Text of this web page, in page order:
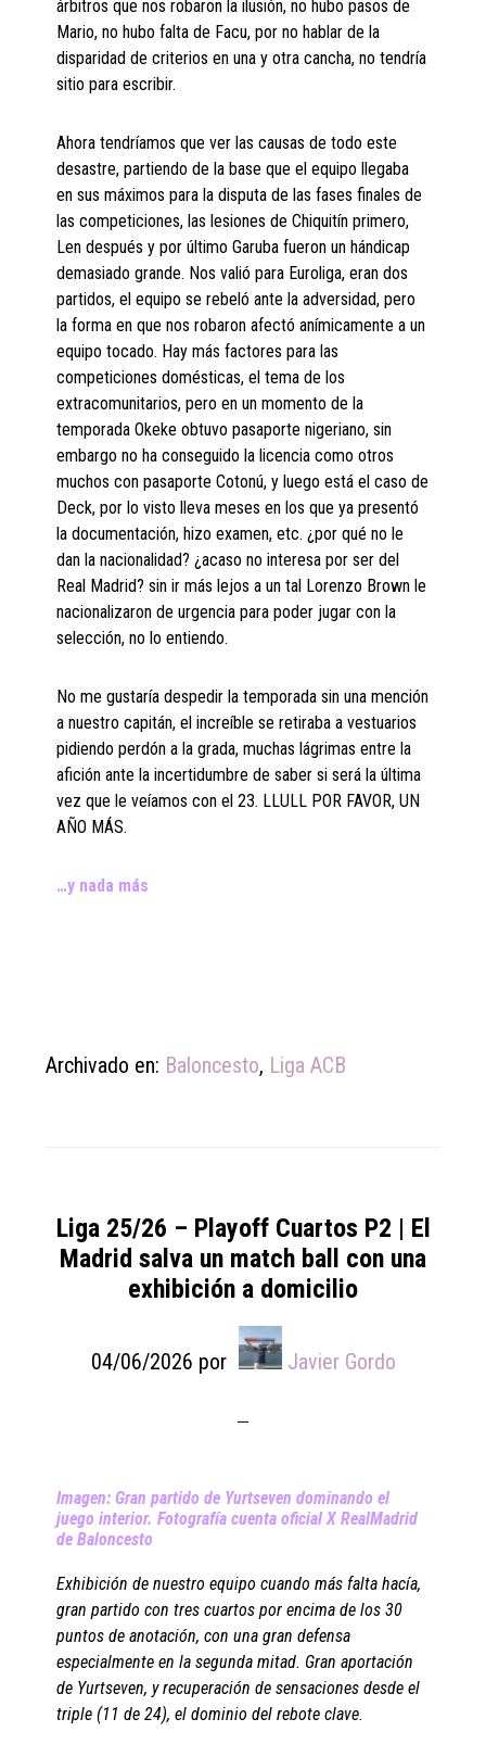
árbitros que nos robaron la ilusión, no hubo pasos de
Mario, no hubo falta de Facu, por no hablar de la
disparidad de criterios en una y otra cancha, no tendría
sitio para escribir.
Ahora tendríamos que ver las causas de todo este
desastre, partiendo de la base que el equipo llegaba
en sus máximos para la disputa de las fases finales de
las competiciones, las lesiones de Chiquitín primero,
Len después y por último Garuba fueron un hándicap
demasiado grande. Nos valió para Euroliga, eran dos
partidos, el equipo se rebeló ante la adversidad, pero
la forma en que nos robaron afectó anímicamente a un
equipo tocado. Hay más factores para las
competiciones domésticas, el tema de los
extracomunitarios, pero en un momento de la
temporada Okeke obtuvo pasaporte nigeriano, sin
embargo no ha conseguido la licencia como otros
muchos con pasaporte Cotonú, y luego está el caso de
Deck, por lo visto lleva meses en los que ya presentó
la documentación, hizo examen, etc. ¿por qué no le
dan la nacionalidad? ¿acaso no interesa por ser del
Real Madrid? sin ir más lejos a un tal Lorenzo Brown le
nacionalizaron de urgencia para poder jugar con la
selección, no lo entiendo.
No me gustaría despedir la temporada sin una mención
a nuestro capitán, el increíble se retiraba a vestuarios
pidiendo perdón a la grada, muchas lágrimas entre la
afición ante la incertidumbre de saber si será la última
vez que le veíamos con el 23. LLULL POR FAVOR, UN
AÑO MÁS.
…y nada más
Archivado en: Baloncesto, Liga ACB
Liga 25/26 – Playoff Cuartos P2 | El
Madrid salva un match ball con una
exhibición a domicilio
04/06/2026 por Javier Gordo
Imagen: Gran partido de Yurtseven dominando el
juego interior. Fotografía cuenta oficial X RealMadrid
de Baloncesto
Exhibición de nuestro equipo cuando más falta hacía,
gran partido con tres cuartos por encima de los 30
puntos de anotación, con una gran defensa
especialmente en la segunda mitad. Gran aportación
de Yurtseven, y recuperación de sensaciones desde el
triple (11 de 24), el dominio del rebote clave.